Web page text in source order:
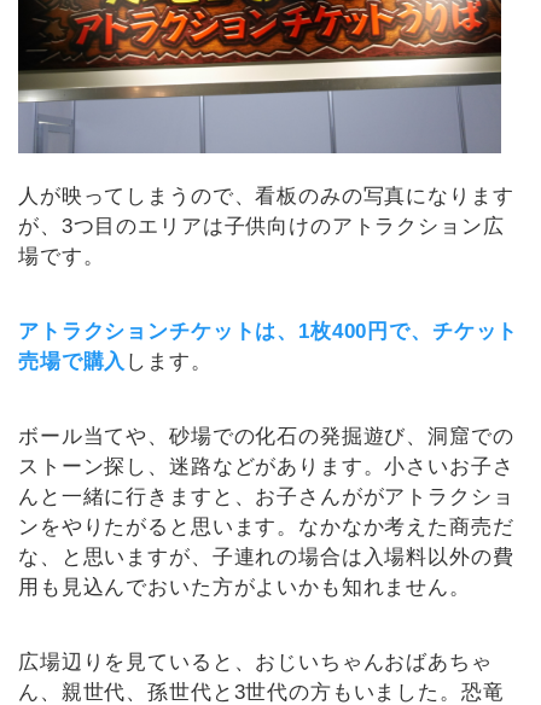
人が映ってしまうので、看板のみの写真になります
が、3つ目のエリアは子供向けのアトラクション広
場です。
アトラクションチケットは、1枚400円で、チケット
売場で購入 します。
ボール当てや、砂場での化石の発掘遊び、洞窟での
ストーン探し、迷路などがあります。小さいお子さ
んと一緒に行きますと、お子さんががアトラクショ
ンをやりたがると思います。なかなか考えた商売だ
な、と思いますが、子連れの場合は入場料以外の費
用も見込んでおいた方がよいかも知れません。
広場辺りを見ていると、おじいちゃんおばあちゃ
ん、親世代、孫世代と3世代の方もいました。恐竜